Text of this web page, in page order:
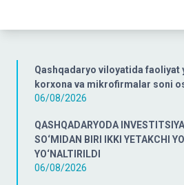
Qashqadaryo viloyatida
korxona va mikrofirmalar soni
06/08/2026
QASHQADARYODA
SO‘MIDAN BIRI IKKI YETAKCHI
YO‘NALTIRILDI
06/08/2026